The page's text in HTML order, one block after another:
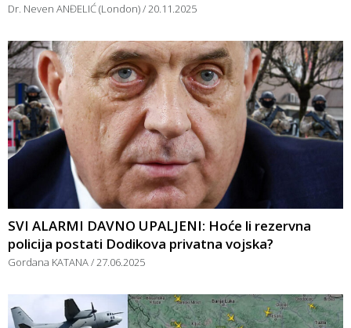
Dr. Neven ANĐELIĆ (London) 20.11.2025
SVI ALARMI DAVNO UPALJENI: Hoće li rezervna
policija postati Dodikova privatna vojska?
Gordana KATANA 27.06.2025